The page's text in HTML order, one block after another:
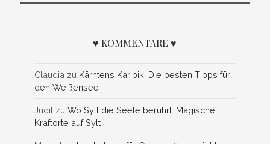
♥ KOMMENTARE ♥
Claudia zu Kärntens Karibik: Die besten Tipps für
den Weißensee
Judit zuWo Sylt die Seele berührt: Magische
Kraftorte auf Sylt